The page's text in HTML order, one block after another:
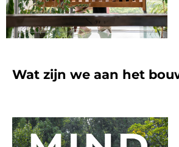
Wat zijn we aan het _